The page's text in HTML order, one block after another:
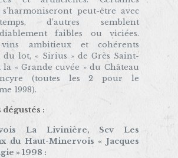
s’harmoniseront peut-être avec
d’autres semblent
faibles ou viciées.
ambitieux et cohérents
du lot, « Sirius » de Grès Saint-
la « Grande cuvée » du Château
(toutes les 2 pour le
1998).
:
La Livinière, Scv Les
du Haut-Minervois « Jacques
» 1998 :